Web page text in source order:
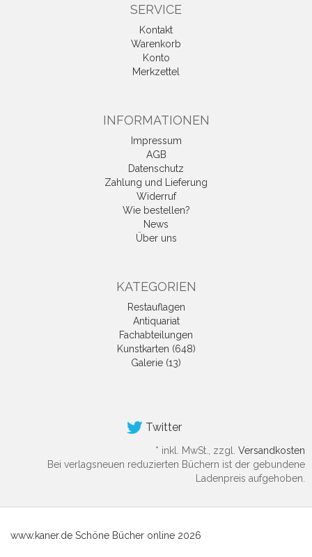
SERVICE
Kontakt
Warenkorb
Konto
Merkzettel
INFORMATIONEN
Impressum
AGB
Datenschutz
Zahlung und Lieferung
Widerruf
Wie bestellen?
News
Über uns
KATEGORIEN
Restauflagen
Antiquariat
Fachabteilungen
Kunstkarten (648)
Galerie (13)
Twitter
* inkl. MwSt., zzgl. Versandkosten
Bei verlagsneuen reduzierten Büchern ist der gebundene
Ladenpreis aufgehoben.
www.kaner.de Schöne Bücher online 2026